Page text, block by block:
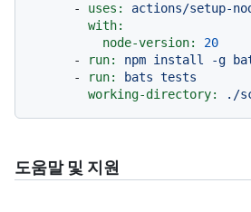
-
uses:
actions/setup-
with:
node-version:
20
-
run: npm install -g
-
run: bats tests
working-directory:
./
도움말 및 지원